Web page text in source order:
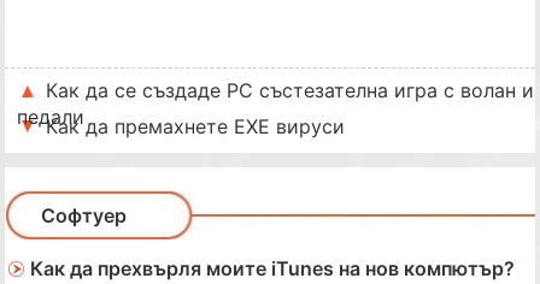
Как да се създаде PC състезателна игра с волан и
педали
Как да премахнете EXE вируси
Софтуер
Как да прехвърля моите iTunes на нов компютър?